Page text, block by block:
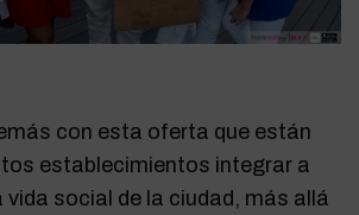
con esta oferta que están
establecimientos integrar a
vida social de la ciudad, más allá